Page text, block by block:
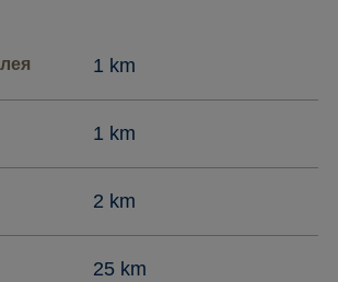
1 km
1 km
2 km
25 km